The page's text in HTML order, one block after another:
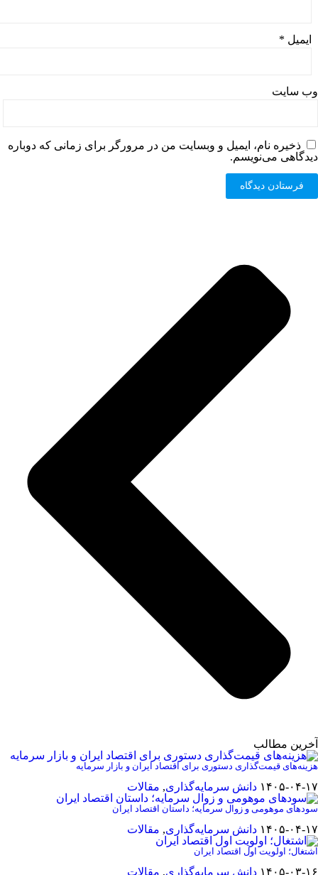
ایمیل *
وب‌ سایت
ذخیره نام، ایمیل و وبسایت من در مرورگر برای زمانی که دوباره
دیدگاهی می‌نویسم.
آخرین مطالب
هزینه‌های قیمت‌گذاری دستوری برای اقتصاد ایران و بازار سرمایه
۱۴۰۵-۰۴-۱۷ دانش سرمایه‌گذاری, مقالات
سودهای موهومی و زوال سرمایه؛ داستان اقتصاد ایران
۱۴۰۵-۰۴-۱۷ دانش سرمایه‌گذاری, مقالات
اشتغال؛ اولویت اول اقتصاد ایران
۱۴۰۵-۰۳-۱۶ دانش سرمایه‌گذاری, مقالات